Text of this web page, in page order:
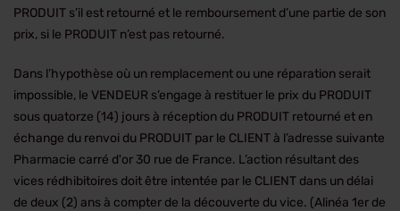
PRODUIT s’il est retourné et le remboursement d’une partie de son
prix, si le PRODUIT n’est pas retourné.
Dans l’hypothèse où un remplacement ou une réparation serait
impossible, le VENDEUR s’engage à restituer le prix du PRODUIT
sous quatorze (14) jours à réception du PRODUIT retourné et en
échange du renvoi du PRODUIT par le CLIENT à l’adresse suivante
Pharmacie carré d'or 30 rue de France. L’action résultant des
vices rédhibitoires doit être intentée par le CLIENT dans un délai
de deux (2) ans à compter de la découverte du vice. (Alinéa 1er de